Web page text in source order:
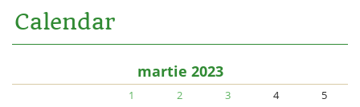
Calendar
martie 2023
1 2 3 4
5